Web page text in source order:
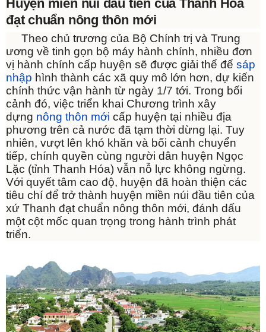
Huyện miền núi đầu tiên của Thanh Hóa
đạt chuẩn nông thôn mới
Theo chủ trương của Bộ Chính trị và Trung
ương về tinh gọn bộ máy hành chính, nhiều đơn
vị hành chính cấp huyện sẽ được giải thể để sáp
nhập hình thành các xã quy mô lớn hơn, dự kiến
chính thức vận hành từ ngày 1/7 tới. Trong bối
cảnh đó, việc triển khai Chương trình xây
dựng nông thôn mới cấp huyện tại nhiều địa
phương trên cả nước đã tạm thời dừng lại. Tuy
nhiên, vượt lên khó khăn và bối cảnh chuyển
tiếp, chính quyền cùng người dân huyện Ngọc
Lặc (tỉnh Thanh Hóa) vẫn nỗ lực không ngừng.
Với quyết tâm cao độ, huyện đã hoàn thiện các
tiêu chí để trở thành huyện miền núi đầu tiên của
xứ Thanh đạt chuẩn nông thôn mới, đánh dấu
một cột mốc quan trọng trong hành trình phát
triển.